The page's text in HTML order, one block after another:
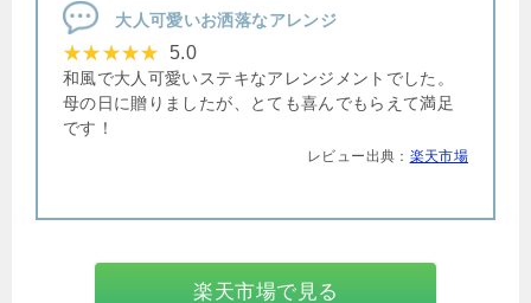
大人可愛いお洒落なアレンジ
5.0
和風で大人可愛いステキなアレンジメントでした。
母の日に贈りましたが、とても喜んでもらえて満足
です！
レビュー出典： 楽天市場
楽天市場で見る